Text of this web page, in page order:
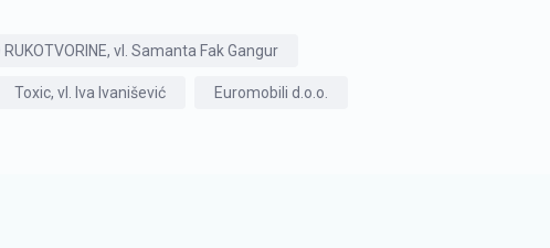
RUKOTVORINE, vl. Samanta Fak Gangur
Toxic, vl. Iva Ivanišević Euromobili d.o.o.